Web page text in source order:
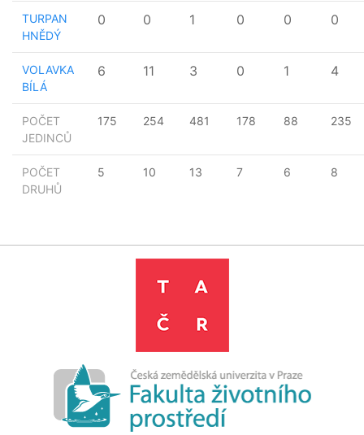
POČET
JEDINCŮ
175 254 481 178 88 235
POČET
DRUHŮ
5 10 13 7 6 8
TURPAN
HNĚDÝ
0 0 1 0 0 0
VOLAVKA
BÍLÁ
6 11 3 0 1 4